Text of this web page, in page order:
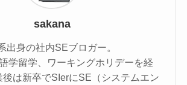
sakana
出身の社内SEブロガー。
学留学、ワーキングホリデーを経
は新卒でSIerにSE（システムエン